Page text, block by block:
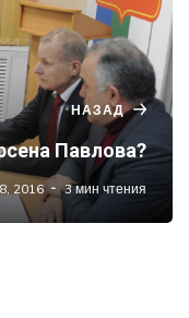
НАЗАД
Павлова?
2016 3 мин чтения